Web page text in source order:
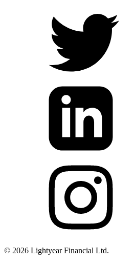
© 2026 Lightyear Financial Ltd.